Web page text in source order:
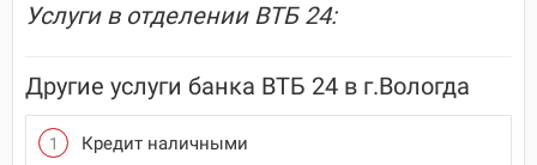
Услуги в отделении ВТБ 24:
Другие услуги банка ВТБ 24 в г.Вологда
Кредит наличными